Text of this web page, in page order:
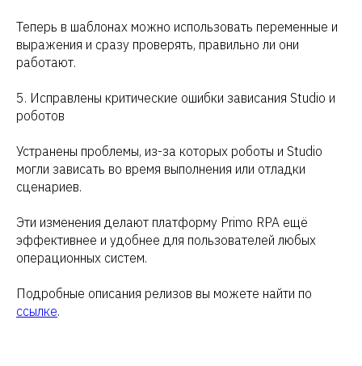
Теперь в шаблонах можно использовать переменные и
выражения и сразу проверять, правильно ли они
работают.
5. Исправлены критические ошибки зависания Studio и
роботов
Устранены проблемы, из-за которых роботы и Studio
могли зависать во время выполнения или отладки
сценариев.
Эти изменения делают платформу Primo RPA ещё
эффективнее и удобнее для пользователей любых
операционных систем.
Подробные описания релизов вы можете найти по
ссылке.